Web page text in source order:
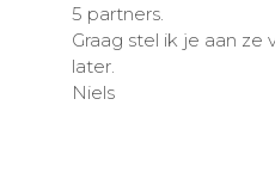
5 partners.
Graag stel ik je aan
later.
Niels